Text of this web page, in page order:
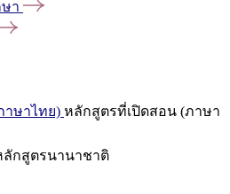
า
าษาไทย) หลักสูตรที่เปิดสอน (ภาษา
ลักสูตรนานาชาติ